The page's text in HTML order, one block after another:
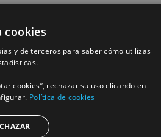
y almacenamiento de
Facebook
X LinkedInWhatsApp
PinterestCorreo
cookies
y de terceros para saber cómo utilizas
cookies”, rechazar su uso clicando en
Política de cookies